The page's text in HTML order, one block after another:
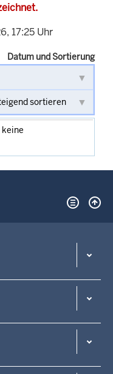
17:25 Uhr
Datum und Sortierung
keine